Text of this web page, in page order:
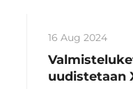
16 Aug 2024
uudistetaan